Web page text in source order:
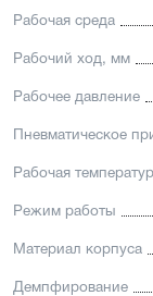
применяется
замены на
Рабочая среда
Рабочий ход, мм
Рабочее давление
Пневматическое
Рабочая
Режим работы
Материал корпуса
Демпфирование